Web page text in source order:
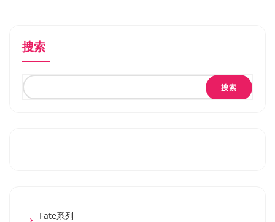
搜索
搜索
Fate系列